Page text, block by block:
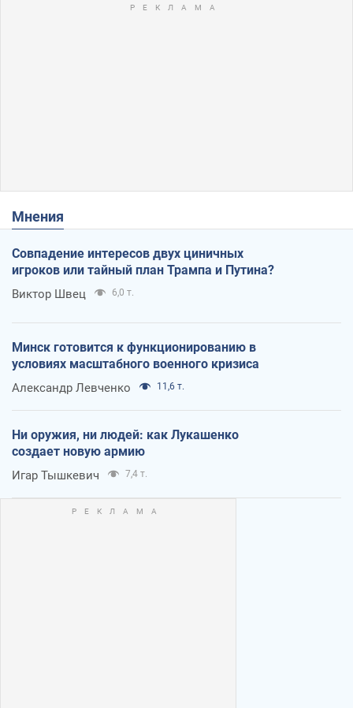
Мнения
Совпадение интересов двух циничных
игроков или тайный план Трампа и Путина?
Виктор Швец 6,0 т.
Минск готовится к функционированию в
условиях масштабного военного кризиса
Александр Левченко 11,6 т.
Ни оружия, ни людей: как Лукашенко
создает новую армию
Игар Тышкевич 7,4 т.